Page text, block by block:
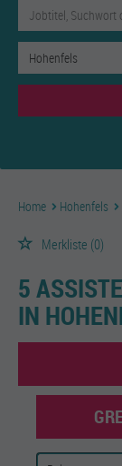
Home Hohenfels
Merkliste (0)
5
IN